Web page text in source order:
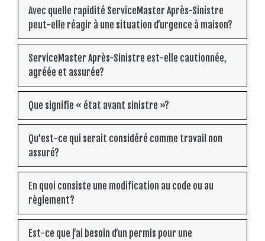
Avec quelle rapidité ServiceMaster Après-Sinistre
peut-elle réagir à une situation d’urgence à maison?
ServiceMaster Après-Sinistre est-elle cautionnée,
agréée et assurée?
Que signifie « état avant sinistre »?
Qu'est-ce qui serait considéré comme travail non
assuré?
En quoi consiste une modification au code ou au
règlement?
Est-ce que j’ai besoin d’un permis pour une